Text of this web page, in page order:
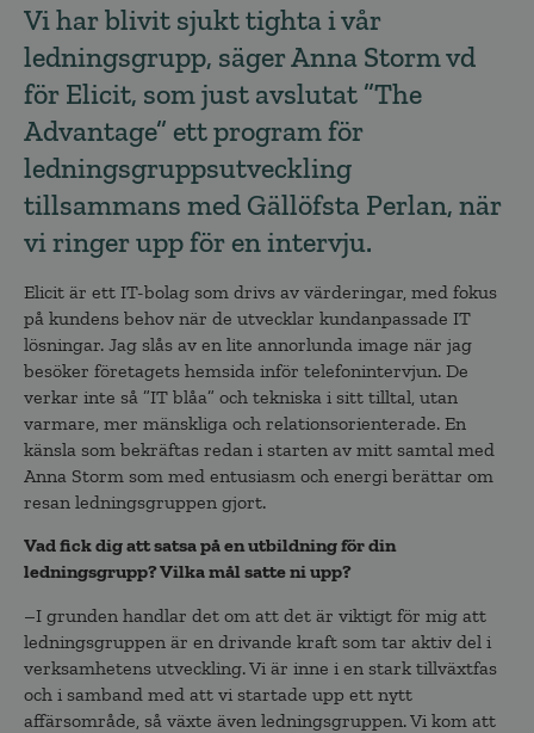
Vi har blivit sjukt tighta i vår
ledningsgrupp, säger Anna Storm vd
för Elicit, som just avslutat ”The
Advantage” ett program för
ledningsgruppsutveckling
tillsammans med Gällöfsta Perlan, när
vi ringer upp för en intervju.
Elicit är ett IT-bolag som drivs av värderingar, med fokus
på kundens behov när de utvecklar kundanpassade IT
lösningar. Jag slås av en lite annorlunda image när jag
besöker företagets hemsida inför telefonintervjun. De
verkar inte så ”IT blåa” och tekniska i sitt tilltal, utan
varmare, mer mänskliga och relationsorienterade. En
känsla som bekräftas redan i starten av mitt samtal med
Anna Storm som med entusiasm och energi berättar om
resan ledningsgruppen gjort.
Vad fick dig att satsa på en utbildning för din
ledningsgrupp? Vilka mål satte ni upp?
–I grunden handlar det om att det är viktigt för mig att
ledningsgruppen är en drivande kraft som tar aktiv del i
verksamhetens utveckling. Vi är inne i en stark tillväxtfas
och i samband med att vi startade upp ett nytt
affärsområde, så växte även ledningsgruppen. Vi kom att